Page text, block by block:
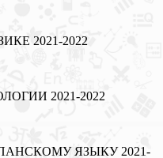
2021-2022
2021-2022
ЯЗЫКУ 2021-